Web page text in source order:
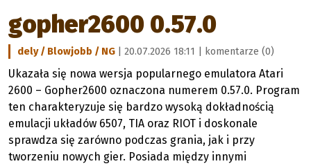
gopher2600 0.57.0
dely / Blowjobb / NG | 20.07.2026 18:11 | komentarze (0)
Ukazała się nowa wersja popularnego emulatora Atari
2600 – Gopher2600 oznaczona numerem 0.57.0. Program
ten charakteryzuje się bardzo wysoką dokładnością
emulacji układów 6507, TIA oraz RIOT i doskonale
sprawdza się zarówno podczas grania, jak i przy
tworzeniu nowych gier. Posiada między innymi